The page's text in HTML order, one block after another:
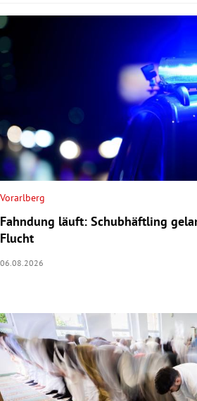
Untermenü
Untermenü
Untermenü
Untermenü
Untermenü
Vorarlberg
Fahndung läuft: Schubhäftling
Flucht
06.08.2026